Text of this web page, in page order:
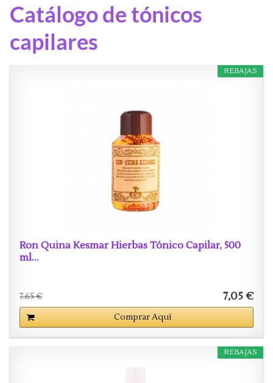
Catálogo de tónicos
capilares
REBAJAS
Ron Quina Kesmar Hierbas Tónico Capilar, 500
ml…
7,65 € 7,05 €
Comprar Aquí
REBAJAS